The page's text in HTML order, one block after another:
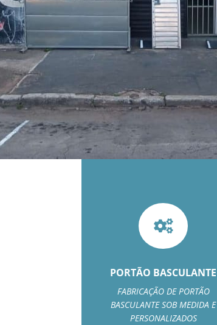

PORTÃO BASCULANTE
FABRICAÇÃO DE PORTÃO
BASCULANTE SOB MEDIDA E
PERSONALIZADOS